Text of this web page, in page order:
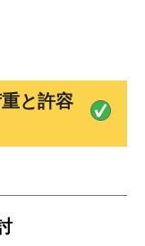
と許容